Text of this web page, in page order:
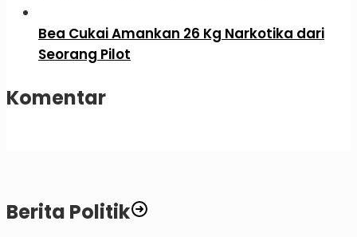
Bea Cukai Amankan 26 Kg Narkotika dari
Seorang Pilot
Komentar
Berita Politik